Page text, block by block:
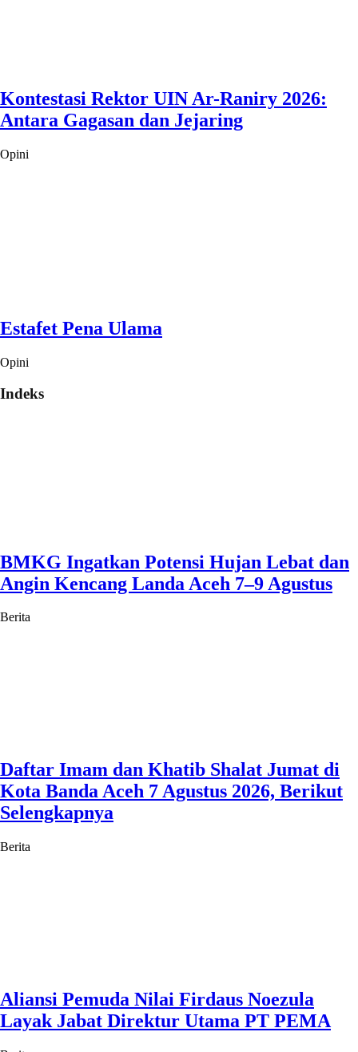
Kontestasi Rektor UIN Ar-Raniry 2026:
Antara Gagasan dan Jejaring
Opini
Estafet Pena Ulama
Opini
Indeks
BMKG Ingatkan Potensi Hujan Lebat dan
Angin Kencang Landa Aceh 7–9 Agustus
Berita
Daftar Imam dan Khatib Shalat Jumat di
Kota Banda Aceh 7 Agustus 2026, Berikut
Selengkapnya
Berita
Aliansi Pemuda Nilai Firdaus Noezula
Layak Jabat Direktur Utama PT PEMA